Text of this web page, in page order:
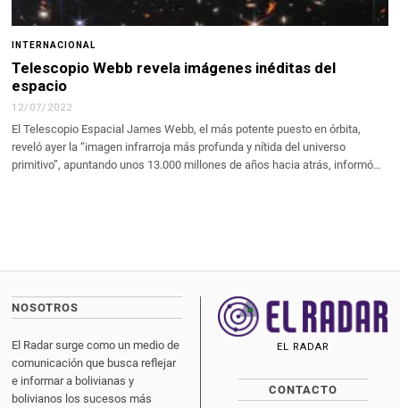
INTERNACIONAL
Telescopio Webb revela imágenes inéditas del
espacio
12/07/2022
El Telescopio Espacial James Webb, el más potente puesto en órbita,
reveló ayer la “imagen infrarroja más profunda y nítida del universo
primitivo”, apuntando unos 13.000 millones de años hacia atrás, informó…
NOSOTROS
El Radar surge como un medio de
comunicación que busca reflejar
e informar a bolivianas y
bolivianos los sucesos más
EL RADAR
CONTACTO